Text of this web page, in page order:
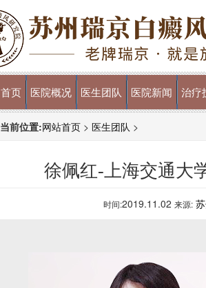
首页 医院概况 医生团队 医院新闻 治疗
当前位置:网站首页 > 医生团队 >
徐佩红-上海交通大
时间:2019.11.02 来源: